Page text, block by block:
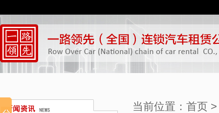
当前位置： 首页